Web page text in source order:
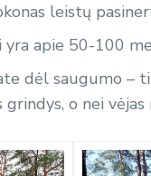
leistų
apie 50-100
dėl saugumo –
o nei